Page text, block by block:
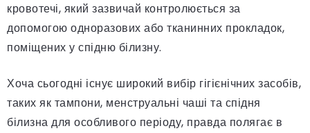
кровотечі, який зазвичай контролюється за
допомогою одноразових або тканинних прокладок,
поміщених у спідню білизну.
Хоча сьогодні існує широкий вибір гігієнічних засобів,
таких як тампони, менструальні чаші та спідня
білизна для особливого періоду, правда полягає в